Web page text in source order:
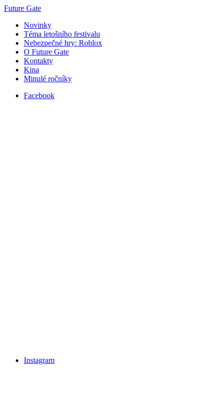
Future Gate
Novinky
Téma letošního festivalu
Nebezpečné hry: Roblox
O Future Gate
Kontakty
Kina
Minulé ročníky
Facebook
Instagram